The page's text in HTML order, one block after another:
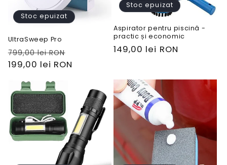
Stoc epuizat
UltraSweep Pro
Preț
obișnuit
799,00 lei RON
redus
199,00 lei RON
Stoc epuizat
Aspirator pentru piscină -
practic și economic
Preț
149,00 lei RON